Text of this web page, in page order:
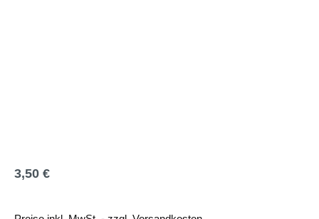
Regulärer Preis:
3,50 €